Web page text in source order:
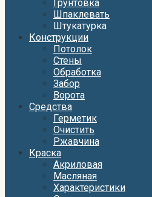
Грунтовка
Шпаклевать
Штукатурка
Конструкции
Потолок
Стены
Обработка
Забор
Ворота
Средства
Герметик
Очистить
Ржавчина
Краска
Акриловая
Масляная
Характеристики